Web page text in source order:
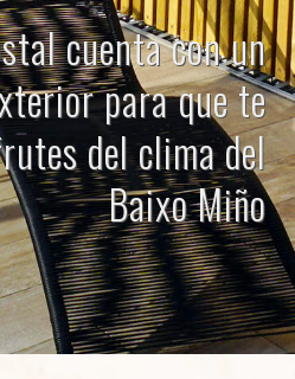
cuenta con un
para que te
del clima del
Baixo Miño